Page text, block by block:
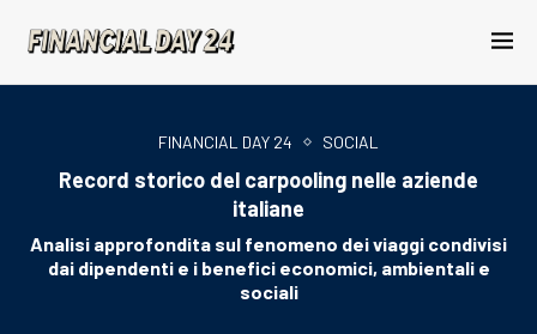
FINANCIAL DAY 24 SOCIAL
Record storico del carpooling nelle aziende
italiane
Analisi approfondita sul fenomeno dei viaggi condivisi
dai dipendenti e i benefici economici, ambientali e
sociali